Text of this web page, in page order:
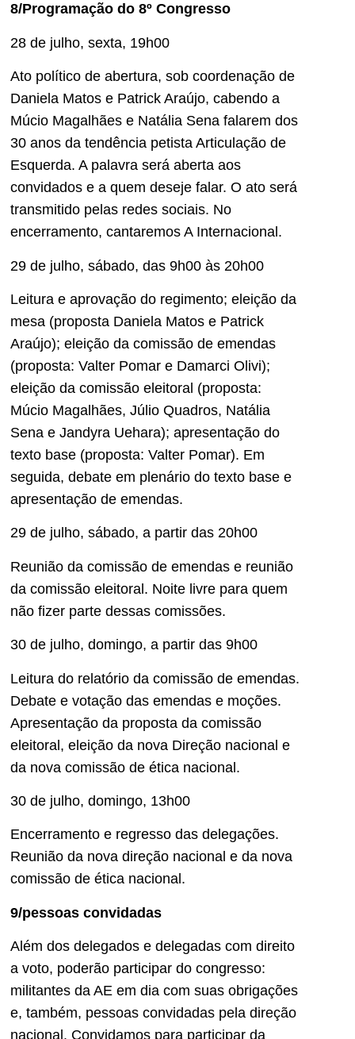
8/Programação do 8º Congresso
28 de julho, sexta, 19h00
Ato político de abertura, sob coordenação de
Daniela Matos e Patrick Araújo, cabendo a
Múcio Magalhães e Natália Sena falarem dos
30 anos da tendência petista Articulação de
Esquerda. A palavra será aberta aos
convidados e a quem deseje falar. O ato será
transmitido pelas redes sociais. No
encerramento, cantaremos A Internacional.
29 de julho, sábado, das 9h00 às 20h00
Leitura e aprovação do regimento; eleição da
mesa (proposta Daniela Matos e Patrick
Araújo); eleição da comissão de emendas
(proposta: Valter Pomar e Damarci Olivi);
eleição da comissão eleitoral (proposta:
Múcio Magalhães, Júlio Quadros, Natália
Sena e Jandyra Uehara); apresentação do
texto base (proposta: Valter Pomar). Em
seguida, debate em plenário do texto base e
apresentação de emendas.
29 de julho, sábado, a partir das 20h00
Reunião da comissão de emendas e reunião
da comissão eleitoral. Noite livre para quem
não fizer parte dessas comissões.
30 de julho, domingo, a partir das 9h00
Leitura do relatório da comissão de emendas.
Debate e votação das emendas e moções.
Apresentação da proposta da comissão
eleitoral, eleição da nova Direção nacional e
da nova comissão de ética nacional.
30 de julho, domingo, 13h00
Encerramento e regresso das delegações.
Reunião da nova direção nacional e da nova
comissão de ética nacional.
9/pessoas convidadas
Além dos delegados e delegadas com direito
a voto, poderão participar do congresso:
militantes da AE em dia com suas obrigações
e, também, pessoas convidadas pela direção
nacional. Convidamos para participar da